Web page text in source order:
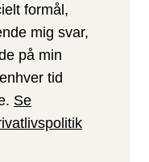
formål,
mig svar,
på min
tid
Se